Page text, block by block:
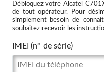
Débloquez votre Alcatel
de tout opérateur. Pour
simplement besoin de
souhaitez recevoir les
IMEI (n° de série)